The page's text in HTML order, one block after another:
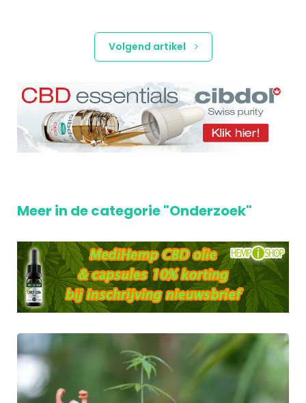
Volgend artikel
Meer in de categorie "Onderzoek"